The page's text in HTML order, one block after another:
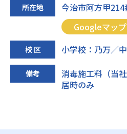
所在地
今治市阿方甲214
Googleマップ
校 区 小学校：乃万／
備考
消毒施工料（当
居時のみ